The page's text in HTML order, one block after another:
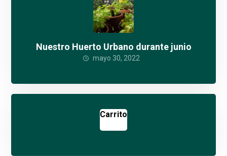
Nuestro Huerto Urbano durante junio
mayo 30, 2022
Carrito